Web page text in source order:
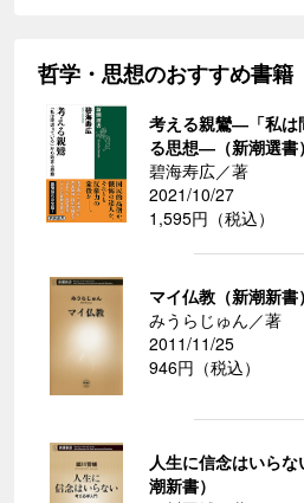
哲学・思想のおすすめ書籍
考える親鸞―「私は
る思想―（新潮選書）
碧海寿広／著
2021/10/27
1,595円（税込）
マイ仏教（新潮新書）
みうらじゅん／著
2011/11/25
946円（税込）
人生に信念はいら
潮新書）